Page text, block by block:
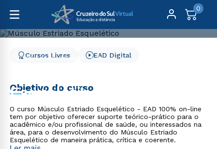
0
Cursos Livres Saúde Músculo Estriado Esquelético
Esquelético
Cursos Livres EAD Digital
Objetivo do curso
O curso Músculo Estriado Esquelético - EAD 100% on-line
tem por objetivo oferecer suporte teórico-prático para o
acadêmico e/ou profissional de saúde, ou interessados na
área, para o desenvolvimento do Músculo Estriado
Esquelético de maneira prática, crítica e coerente.